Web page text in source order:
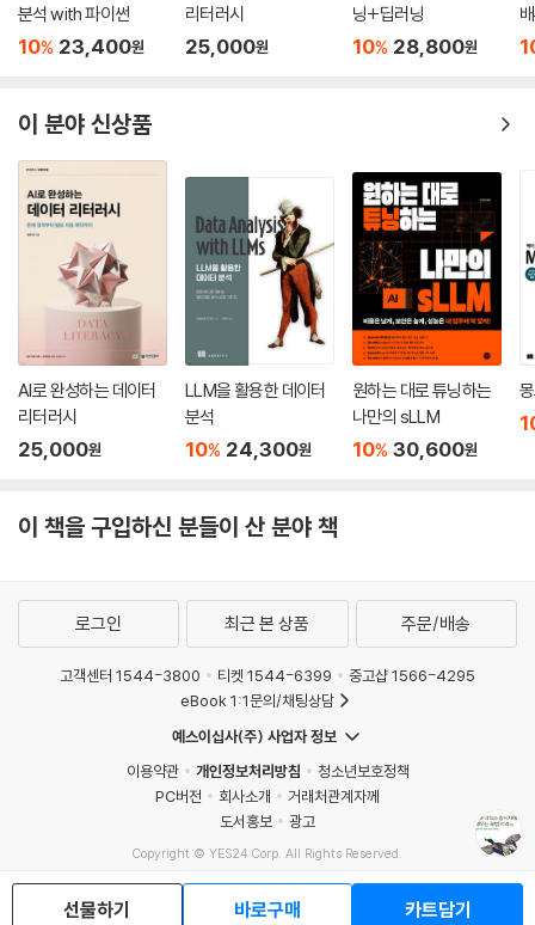
CHAPTER 14 쿠버네티스에서 머신러닝 실행하기
_14.2 머신러닝 워크플로
__14.3.2 분산 훈련
__14.3.3 리소스 제약조건
__14.3.4 특수 하드웨어
__14.3.5 라이브러리, 드라이버, 커널 모듈
__14.3.6 스토리지
__14.3.7 네트워킹
__14.3.8 전용 프로토콜
_14.4 데이터 과학자의 관심사
_14.5 쿠버네티스 머신러닝 모범 사례
__15.2.1 쿠버네티스 클러스터 확장
__15.2.3 컨테이너화 개발 간소화
__15.2.4 ‘푸시-투-디플로이’ 환경 구축
_15.3 플랫폼 구축 시 설계 고려 사항
__15.3.2 기존 서비스와 서비스 디스커버리 메커니즘 지원
_15.4 애플리케이션 플랫폼 구축 모범 사례
분석 with 파이썬
10% 23,400원
리터러시
25,000원
닝+딥러닝
10% 28,800원
이 분야 신상품
AI로 완성하는 데이터
리터러시
25,000원
LLM을 활용한 데이터
분석
10% 24,300원
원하는 대로 튜닝하는
나만의 sLLM
10% 30,600원
이 책을 구입하신 분들이 산 분야 책
선물하기 바로구매 카트담기
로그인 최근 본 상품 주문/배송
고객센터 1544-3800 티켓 1544-6399
중고샵 1566-4295
eBook 1:1문의/채팅상담
예스이십사(주) 사업자 정보
이용약관
개인정보처리방침
청소년보호정책
PC버전
회사소개
거래처관계자께
도서홍보
광고
Copyright © YES24 Corp. All Rights Reserved.